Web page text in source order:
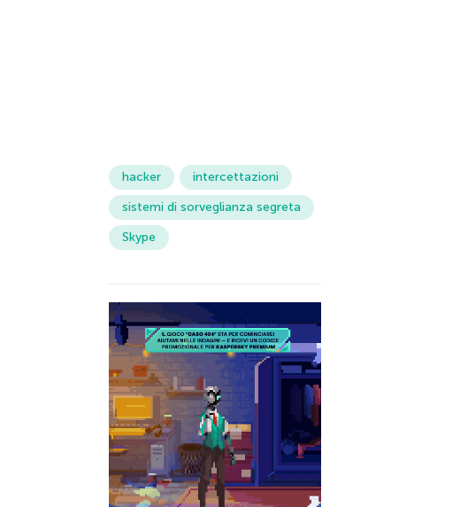
hacker
intercettazioni
sistemi di sorveglianza segreta
Skype